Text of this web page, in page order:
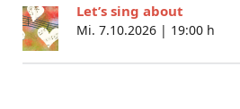
Let’s sing about
Mi. 7.10.2026 | 19:00 h